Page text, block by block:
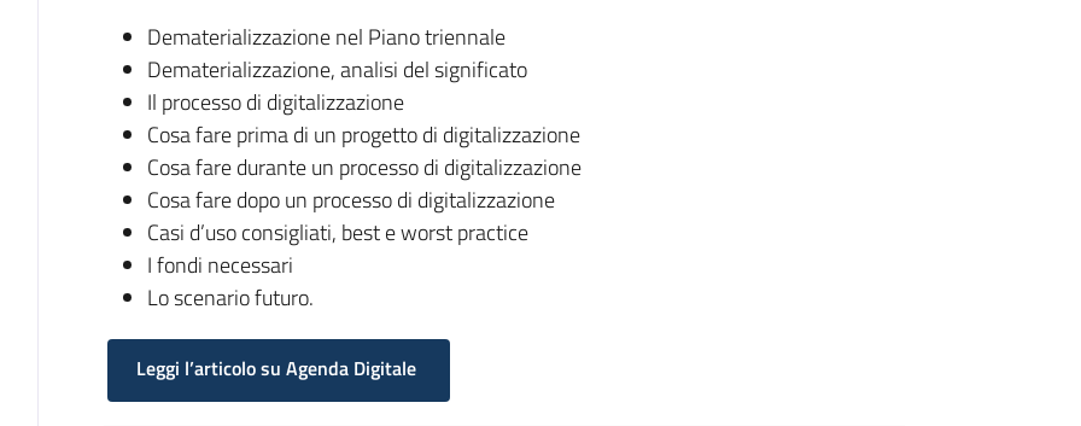
Dematerializzazione nel Piano triennale
Dematerializzazione, analisi del significato
Il processo di digitalizzazione
Cosa fare prima di un progetto di digitalizzazione
Cosa fare durante un processo di digitalizzazione
Cosa fare dopo un processo di digitalizzazione
Casi d’uso consigliati, best e worst practice
I fondi necessari
Lo scenario futuro.
Leggi l’articolo su Agenda Digitale